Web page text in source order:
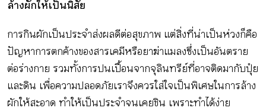
ล้างผักให้เป็นนิสัย
การกินผักเป็นประจำส่งผลดีต่อสุขภาพ แต่สิ่งที่น่าเป็นห่วงก็คือ
ปัญหาการตกค้างของสารเคมีหรือยาฆ่าแมลงซึ่งเป็นอันตราย
ต่อร่างกาย รวมทั้งการปนเปื้อนจากจุลินทรีย์ที่อาจติดมากับปุ๋ย
และดิน เพื่อความปลอดภัยเราจึงควรใส่ใจเป็นพิเศษในการล้าง
ผักให้สะอาด ทำให้เป็นประจำจนเคยชิน เพราะทำได้ง่าย